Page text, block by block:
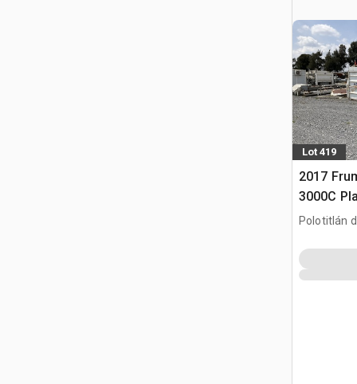
Lot 419
2017
3000C
Concrete
Polotitlán